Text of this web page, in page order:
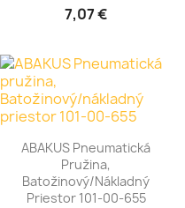
7,07 €
ABAKUS Pneumatická
Pružina,
Batožinový/nákladný
Priestor 101-00-655